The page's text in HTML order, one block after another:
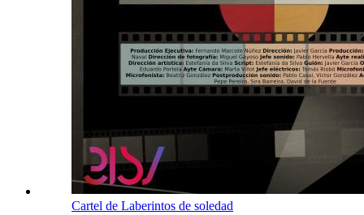
Cartel de Laberintos de soledad